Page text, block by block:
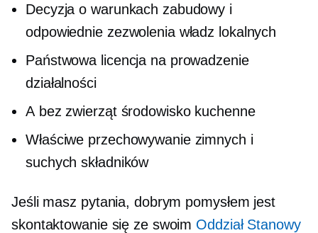
Decyzja o warunkach zabudowy i
odpowiednie zezwolenia władz lokalnych
Państwowa licencja na prowadzenie
działalności
A bez zwierzątśrodowisko kuchenne
Właściwe przechowywanie zimnych i
suchych składników
Jeśli masz pytania, dobrym pomysłem jest
skontaktowanie się ze swoim Oddział Stanowy